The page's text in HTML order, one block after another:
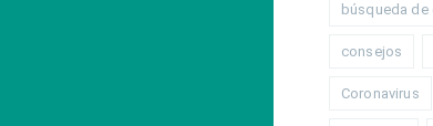
búsqueda de
consejos
Coronavirus